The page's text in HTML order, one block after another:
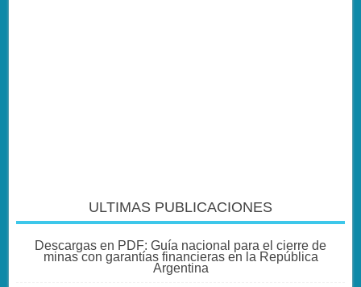
ULTIMAS PUBLICACIONES
Descargas en PDF: Guía nacional para el cierre de
minas con garantías financieras en la República
Argentina